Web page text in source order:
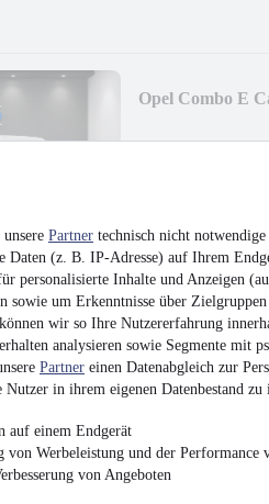
Partner technisch nicht
Daten (z. B. IP-Adresse) auf Ihrem
personalisierte Inhalte und Anzeigen
sowie um Erkenntnisse über
wir so Ihre Nutzererfahrung
analysieren sowie Segmente mit
Partner einen Datenabgleich zur
in ihrem eigenen Datenbestand
auf einem Endgerät
von Werbeleistung und der Performance
von Angeboten
Opel Combo E
4.300 €
Mercedes-Benz
5.250 €
Unfallfrei•EZ